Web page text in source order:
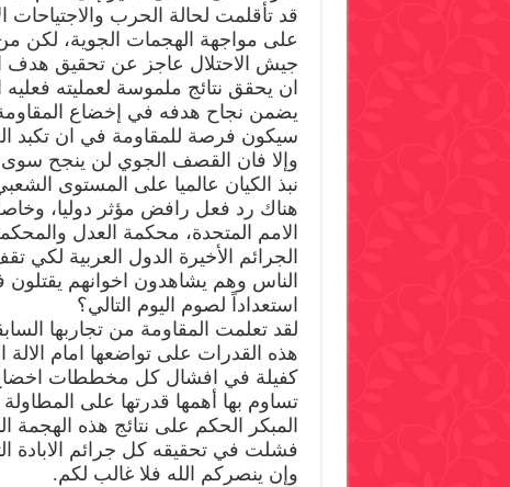
قد تأقلمت لحالة الحرب والاجتياحات
جيش الاحتلال عاجز عن تحقيق هدف
ان يحقق نتائج ملموسة لعمليته
يضمن نجاح هدفه في إخضاع
سيكون فرصة للمقاومة في ان تكبد
وإلا فان القصف الجوي لن ينجح سوى
نبذ الكيان عالميا على المستوى
هناك رد فعل رافض مؤثر دوليا،
الامم المتحدة، محكمة العدل
الجرائم الأخيرة الدول العربية لكي
الناس وهم يشاهدون اخوانهم
استعداداً لصوم اليوم التالي؟
لقد تعلمت المقاومة من تجاربها
هذه القدرات على تواضعها امام الالة
كفيلة في افشال كل مخططات اخضاع
تساوم بها أهمها قدرتها على
المبكر الحكم على نتائج هذه الهجمة
وإن ينصركم الله فلا غالب لكم.